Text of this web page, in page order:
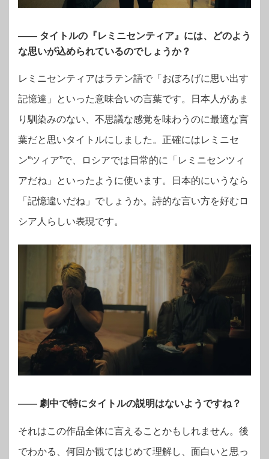
―― タイトルの『レミニセンティア』には、どのよう
な思いが込められているのでしょうか？
レミニセンティアはラテン語で「おぼろげに思い出す
記憶達」といった意味合いの言葉です。日本人があま
り馴染みのない、不思議な感覚を味わうのに最適な言
葉だと思いタイトルにしました。正確にはレミニセ
ン“ツィア”で、ロシアでは日常的に「レミニセンツィ
アだね」といったように使います。日本的にいうなら
「記憶違いだね」でしょうか。詩的な言い方を好むロ
シア人らしい表現です。
―― 劇中で特にタイトルの説明はないようですね？
それはこの作品全体に言えることかもしれません。後
でわかる、何回か観てはじめて理解し、面白いと思っ